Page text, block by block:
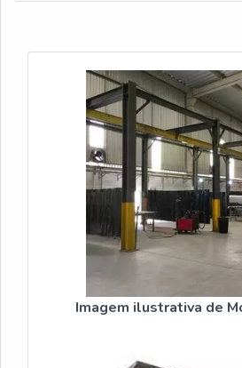
alto desempenho. O PRODUTO É
Imagem ilustrativa de